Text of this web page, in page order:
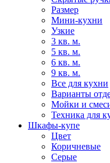
Размер
Мини-кухни
Узкие
3 кв. м.
5 кв. м.
6 кв. м.
9 кв. м.
Все для кухни
Варианты
Мойки и
Техника для
Шкафы-купе
Цвет
Коричневые
Серые